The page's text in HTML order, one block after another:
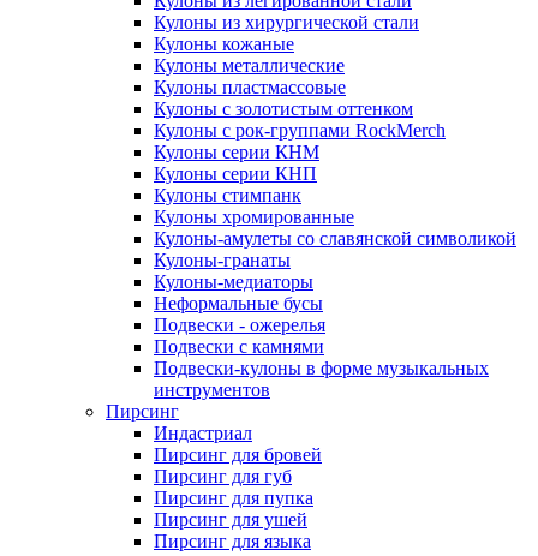
Кулоны из хирургической стали
Кулоны кожаные
Кулоны металлические
Кулоны пластмассовые
Кулоны с золотистым оттенком
Кулоны с рок-группами RockMerch
Кулоны серии КНМ
Кулоны серии КНП
Кулоны стимпанк
Кулоны хромированные
Кулоны-амулеты со славянской символикой
Кулоны-гранаты
Кулоны-медиаторы
Неформальные бусы
Подвески - ожерелья
Подвески с камнями
Подвески-кулоны в форме музыкальных
инструментов
Пирсинг
Индастриал
Пирсинг для бровей
Пирсинг для губ
Пирсинг для пупка
Пирсинг для ушей
Пирсинг для языка